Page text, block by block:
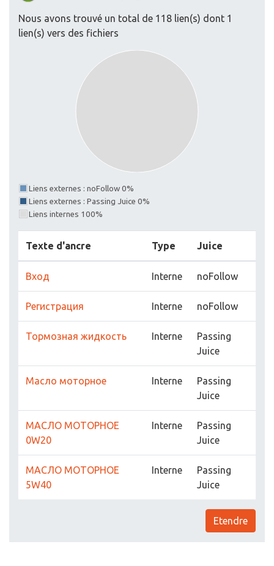
Nous avons trouvé un total de 118 lien(s) dont 1
lien(s) vers des fichiers
Liens externes : noFollow 0%
Liens externes : Passing Juice 0%
Liens internes 100%
Texte d'ancre Type Juice
Вход Interne noFollow
Регистрация Interne noFollow
Тормозная жидкость Interne
Passing
Juice
Масло моторное Interne
Passing
Juice
МАСЛО МОТОРНОЕ
0W20
Interne
Passing
Juice
МАСЛО МОТОРНОЕ
5W40
Interne
Passing
Juice
Etendre